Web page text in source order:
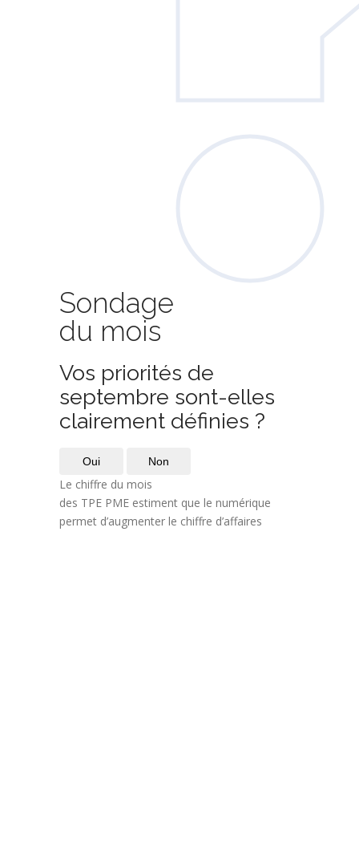
Sondage
du mois
Vos priorités de
septembre sont-elles
clairement définies ?
Oui Non
Le chiffre du mois
des TPE PME estiment que le numérique
permet d’augmenter le chiffre d’affaires